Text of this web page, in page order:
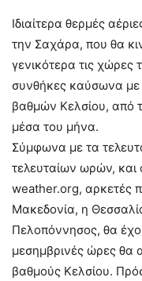
Ιδιαίτερα θερμές
την Σαχάρα, που θα
γενικότερα τις χώρες
συνθήκες καύσωνα με
βαθμών Κελσίου, από
μέσα του μήνα.
Σύμφωνα με τα
τελευταίων ωρών,
weather.org, αρκετές
Μακεδονία, η
Πελοπόννησος, θα
μεσημβρινές ώρες θα
βαθμούς Κελσίου.